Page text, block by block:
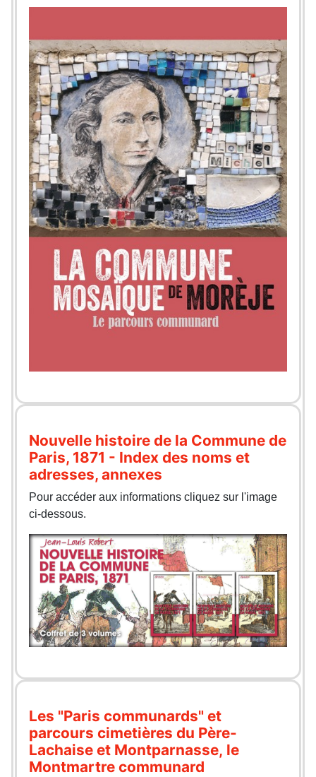
Nouvelle histoire de la Commune de
Paris, 1871 - Index des noms et
adresses, annexes
Pour accéder aux informations cliquez sur l'image
ci-dessous.
Les "Paris communards" et
parcours cimetières du Père-
Lachaise et Montparnasse, le
Montmartre communard